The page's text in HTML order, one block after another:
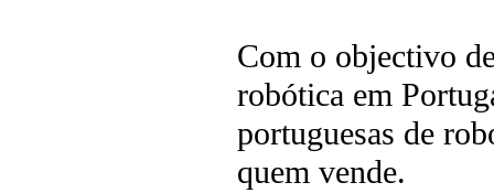
Com o objectivo
robótica em
portuguesas de
quem vende.